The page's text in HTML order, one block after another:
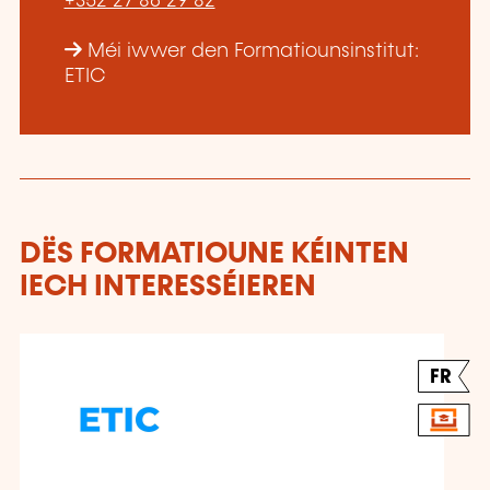
Méi iwwer den Formatiounsinstitut:
ETIC
DËS FORMATIOUNE KÉINTEN
IECH INTERESSÉIEREN
FR